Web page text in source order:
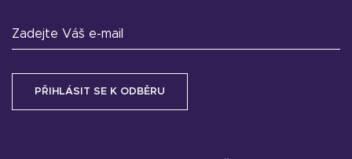
Zadejte Váš e-mail